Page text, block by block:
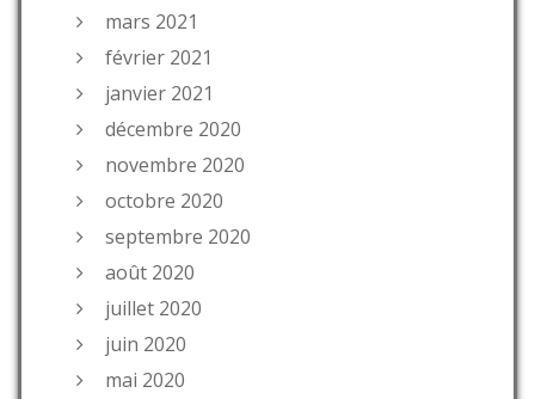
mars 2021
février 2021
janvier 2021
décembre 2020
novembre 2020
octobre 2020
septembre 2020
août 2020
juillet 2020
juin 2020
mai 2020